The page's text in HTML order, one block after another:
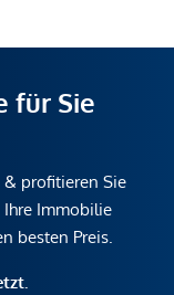
für Sie
profitieren Sie
Immobilie
besten Preis.